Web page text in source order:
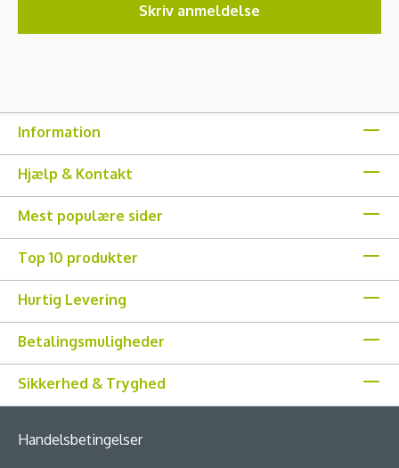
Skriv anmeldelse
Information
Hjælp & Kontakt
Mest populære sider
Top 10 produkter
Hurtig Levering
Betalingsmuligheder
Sikkerhed & Tryghed
Handelsbetingelser